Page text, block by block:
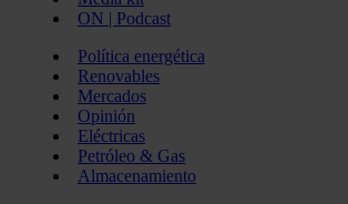
ON | Podcast
Política energética
Renovables
Mercados
Opinión
Eléctricas
Petróleo & Gas
Almacenamiento